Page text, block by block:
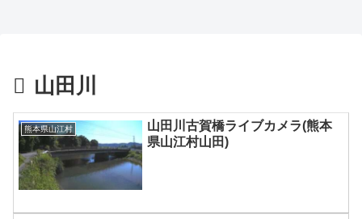
山田川
熊本県山江村
山田川古賀橋ライブカメラ(熊本
県山江村山田)